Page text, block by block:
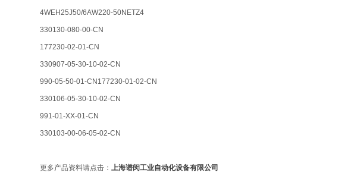
4WEH25J50/6AW220-50NETZ4
330130-080-00-CN
177230-02-01-CN
330907-05-30-10-02-CN
990-05-50-01-CN177230-01-02-CN
330106-05-30-10-02-CN
991-01-XX-01-CN
330103-00-06-05-02-CN
更多产品资料请点击：上海谱闵工业自动化设备有限公司